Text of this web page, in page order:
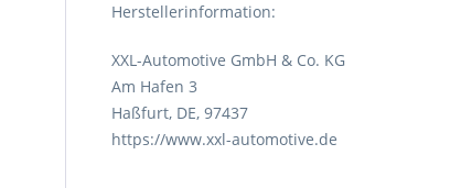
Herstellerinformation:
XXL-Automotive GmbH & Co. KG
Am Hafen 3
Haßfurt, DE, 97437
https://www.xxl-automotive.de